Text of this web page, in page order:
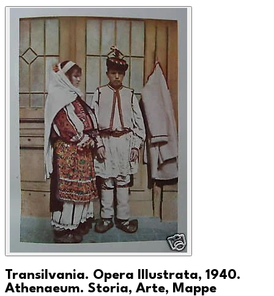
Transilvania. Opera Illustrata, 1940.
Athenaeum. Storia, Arte, Mappe